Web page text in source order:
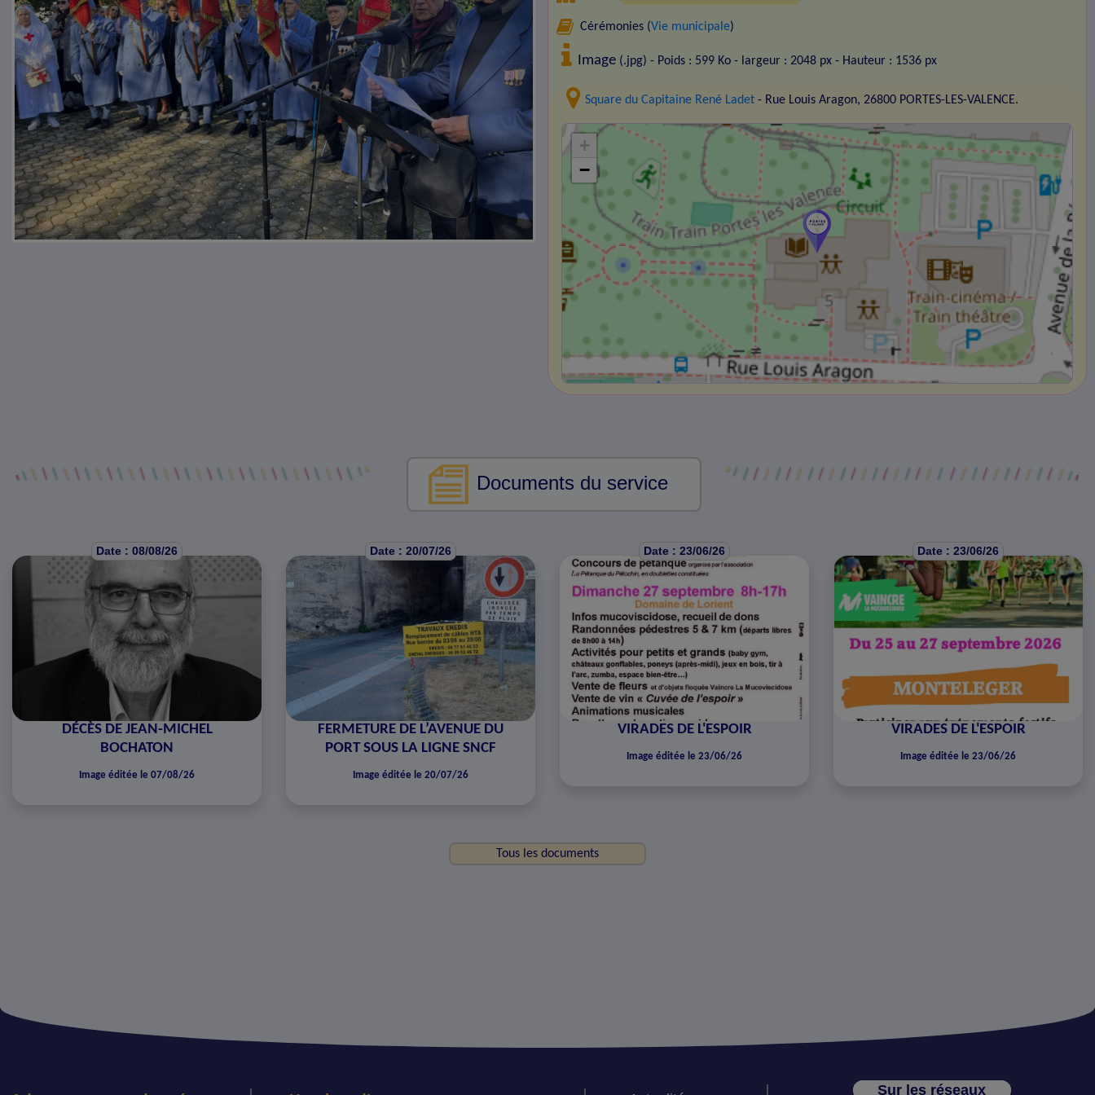
Cérémonies (Vie municipale)
Image (.jpg) - Poids : 599 Ko - largeur : 2048 px - Hauteur : 1536 px
Square du Capitaine René Ladet - Rue Louis Aragon, 26800 PORTES-LES-VALENCE.
+
−
Documents du service
Date : 08/08/26
DÉCÈS DE JEAN-MICHEL
BOCHATON
Image éditée le 07/08/26
Date : 20/07/26
FERMETURE DE L’AVENUE DU
PORT SOUS LA LIGNE SNCF
Image éditée le 20/07/26
Date : 23/06/26
VIRADES DE L'ESPOIR
Image éditée le 23/06/26
Date : 23/06/26
VIRADES DE L'ESPOIR
Image éditée le 23/06/26
Tous les documents
Sur les réseaux